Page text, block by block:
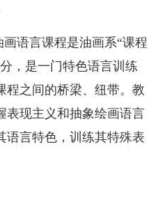
语言课程是油画系“课程
，是一门特色语言训练
程之间的桥梁、纽带。教
表现主义和抽象绘画语言
语言特色，训练其特殊表